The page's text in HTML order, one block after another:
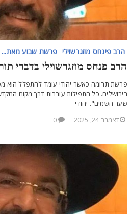
הרב פינחס מוזגרשוילי פרשת שבוע מאת...
פנחס מוזגרשוילי בדברי
תרומה כאשר יהודי עומד להתפלל הוא
כל התפילות עוברות דרך מקום המקדש
השמים". יהודי
דצמבר 24, 2025
0